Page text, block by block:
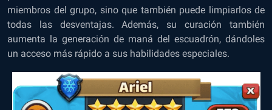
miembros del grupo, sino que también puede limpiarlos de
todas las desventajas. Además, su curación también
aumenta la generación de maná del escuadrón, dándoles
un acceso más rápido a sus habilidades especiales.